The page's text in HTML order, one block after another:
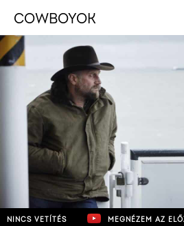
COWBOYOK
NINCS VETÍTÉS MEGNÉZEM AZ